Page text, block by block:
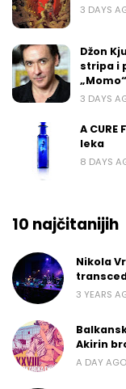
3 DAYS
Džon
stripa i
„Momo“
3 DAYS
A CURE
leka
8 DAYS
10 najčitanijih
Nikola
3 YEARS
Akirin
A DAY AGO